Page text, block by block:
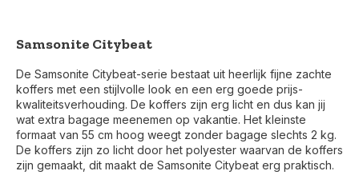
Samsonite Citybeat
De Samsonite Citybeat-serie bestaat uit heerlijk fijne zachte
koffers met een stijlvolle look en een erg goede prijs-
kwaliteitsverhouding. De koffers zijn erg licht en dus kan jij
wat extra bagage meenemen op vakantie. Het kleinste
formaat van 55 cm hoog weegt zonder bagage slechts 2 kg.
De koffers zijn zo licht door het polyester waarvan de koffers
zijn gemaakt, dit maakt de Samsonite Citybeat erg praktisch.